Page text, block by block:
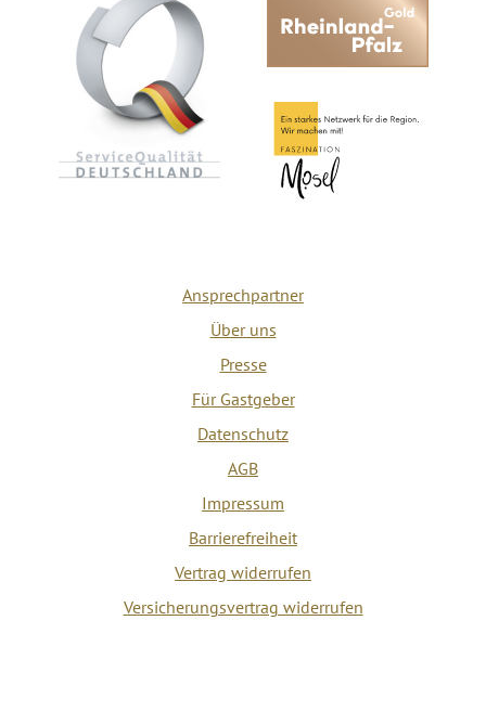
Ansprechpartner
Über uns
Presse
Für Gastgeber
Datenschutz
AGB
Impressum
Barrierefreiheit
Vertrag widerrufen
Versicherungsvertrag widerrufen